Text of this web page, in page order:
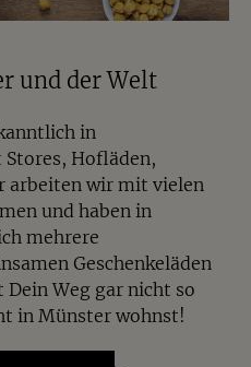
und der Welt
in
Stores, Hofläden,
arbeiten wir mit vielen
und haben in
mehrere
Geschenkeläden
Dein Weg gar nicht so
in Münster wohnst!